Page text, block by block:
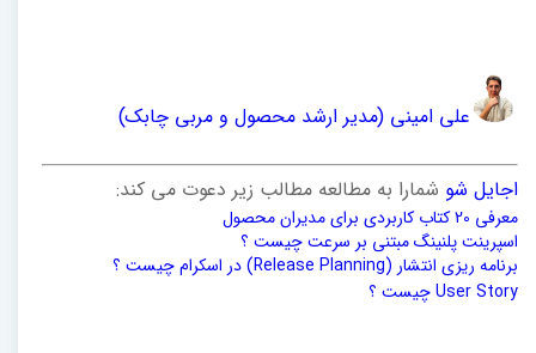
علی امینی (مدیر ارشد محصول و مربی چابک)
اجایل شو شمارا به مطالعه مطالب زیر دعوت می کند:
معرفی 20 کتاب کاربردی برای مدیران محصول
اسپرینت پلنینگ مبتنی بر سرعت چیست ؟
برنامه ریزی انتشار (Release Planning) در اسکرام چیست ؟
User Story چیست ؟